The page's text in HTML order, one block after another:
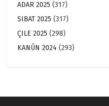
ADAR 2025 (317)
SIBAT 2025 (317)
ÇILE 2025 (298)
KANÛN 2024 (293)